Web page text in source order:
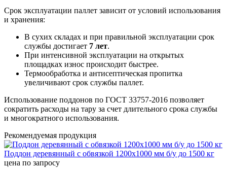
Срок эксплуатации паллет зависит от условий использования
и хранения:
В сухих складах и при правильной эксплуатации срок
службы достигает 7 лет.
При интенсивной эксплуатации на открытых
площадках износ происходит быстрее.
Термообработка и антисептическая пропитка
увеличивают срок службы паллет.
Использование поддонов по ГОСТ 33757-2016 позволяет
сократить расходы на тару за счет длительного срока службы
и многократного использования.
Рекомендуемая продукция
Поддон деревянный с обвязкой 1200х1000 мм б/у до 1500 кг
цена по запросу